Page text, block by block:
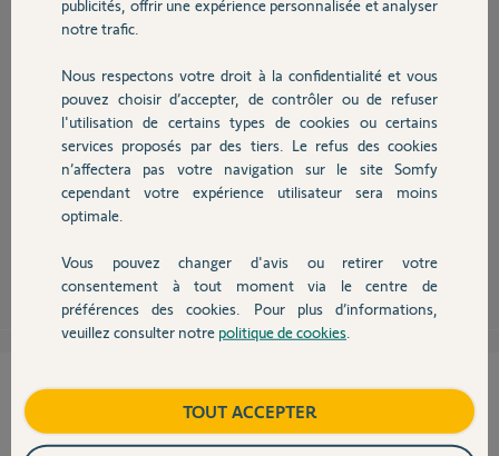
Domotique
Chauffage
Autres produits
Devis avec un pro
Contact
DOMINIQUE S.
il y a environ 8 ans
Participer au fil de discussion
Vous devriez dans un premier temps essayer de désinstaller l'application,
puis de la réinstaller.
Téo D. il y a environ 8 ans
Cette réponse vous a-t-elle aidé ?
NON OUI
publicités, offrir une expérience personnalisée et analyser
notre trafic.
Nous respectons votre droit à la confidentialité et vous
pouvez choisir d’accepter, de contrôler ou de refuser
l'utilisation de certains types de cookies ou certains
services proposés par des tiers. Le refus des cookies
n’affectera pas votre navigation sur le site Somfy
cependant votre expérience utilisateur sera moins
optimale.
Vous pouvez changer d'avis ou retirer votre
consentement à tout moment via le centre de
préférences des cookies. Pour plus d’informations,
veuillez consulter notre politique de cookies
TOUT ACCEPTER